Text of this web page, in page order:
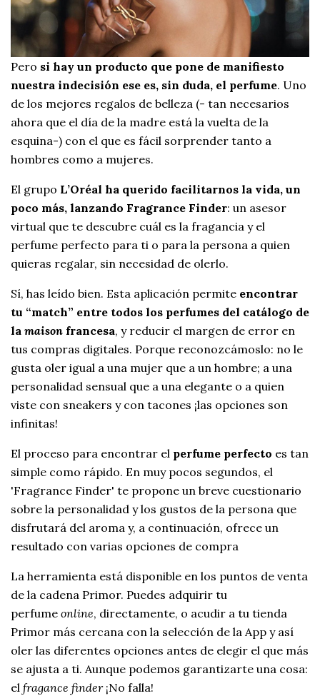
Pero si hay un producto que pone de manifiesto
nuestra indecisión ese es, sin duda, el perfume. Uno
de los mejores regalos de belleza (- tan necesarios
ahora que el día de la madre está la vuelta de la
esquina-) con el que es fácil sorprender tanto a
hombres como a mujeres.
El grupo L’Oréal ha querido facilitarnos la vida, un
poco más, lanzando Fragrance Finder: un asesor
virtual que te descubre cuál es la fragancia y el
perfume perfecto para ti o para la persona a quien
quieras regalar, sin necesidad de olerlo.
Sí, has leído bien. Esta aplicación permite encontrar
tu “match” entre todos los perfumes del catálogo de
la maison francesa, y reducir el margen de error en
tus compras digitales. Porque reconozcámoslo: no le
gusta oler igual a una mujer que a un hombre; a una
personalidad sensual que a una elegante o a quien
viste con sneakers y con tacones ¡las opciones son
infinitas!
El proceso para encontrar el perfume perfecto es tan
simple como rápido. En muy pocos segundos, el
'Fragrance Finder' te propone un breve cuestionario
sobre la personalidad y los gustos de la persona que
disfrutará del aroma y, a continuación, ofrece un
resultado con varias opciones de compra
La herramienta está disponible en los puntos de venta
de la cadena Primor. Puedes adquirir tu
perfume online, directamente, o acudir a tu tienda
Primor más cercana con la selección de la App y así
oler las diferentes opciones antes de elegir el que más
se ajusta a ti. Aunque podemos garantizarte una cosa:
el fragance finder¡No falla!